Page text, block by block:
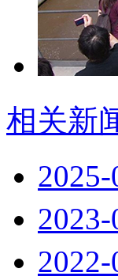
相关新